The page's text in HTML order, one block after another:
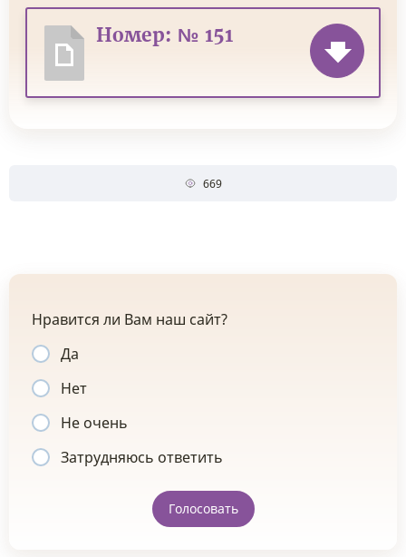
Номер: № 151
669
Нравится ли Вам наш сайт?
Да
Нет
Не очень
Затрудняюсь ответить
Голосовать